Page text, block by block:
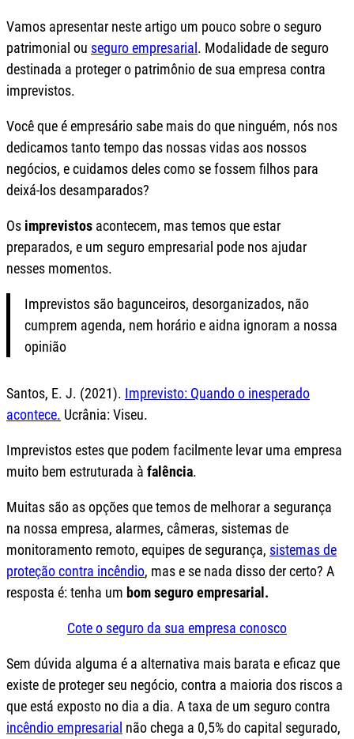
Vamos apresentar neste artigo um pouco sobre o seguro
patrimonial ou seguro empresarial . Modalidade de seguro
destinada a proteger o patrimônio de sua empresa contra
imprevistos.
Você que é empresário sabe mais do que ninguém, nós nos
dedicamos tanto tempo das nossas vidas aos nossos
negócios, e cuidamos deles como se fossem filhos para
deixá-los desamparados?
Os imprevistos acontecem, mas temos que estar
preparados, e um seguro empresarial pode nos ajudar
nesses momentos.
Imprevistos são bagunceiros, desorganizados, não
cumprem agenda, nem horário e aidna ignoram a nossa
opinião
Santos, E. J. (2021). Imprevisto: Quando o inesperado
acontece. Ucrânia: Viseu.
Imprevistos estes que podem facilmente levar uma empresa
muito bem estruturada à falência.
Muitas são as opções que temos de melhorar a segurança
na nossa empresa, alarmes, câmeras, sistemas de
monitoramento remoto, equipes de segurança, sistemas de
proteção contra incêndio, mas e se nada disso der certo? A
resposta é: tenha um bom seguro empresarial.
Cote o seguro da sua empresa conosco
Sem dúvida alguma é a alternativa mais barata e eficaz que
existe de proteger seu negócio, contra a maioria dos riscos a
que está exposto no dia a dia. A taxa de um seguro contra
incêndio empresarial não chega a 0,5% do capital segurado,